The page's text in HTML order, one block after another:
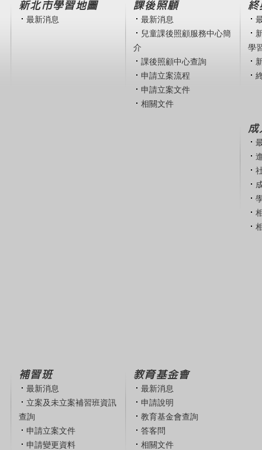
新北市學習地圖
最新消息
課後照顧
最新消息
兒童課後照顧服務中心簡
介
課後照顧中心查詢
申請立案流程
申請立案文件
相關文件
終
學
補習班
最新消息
立案及未立案補習班資訊
查詢
申請立案文件
申請變更資料
教育基金會
最新消息
申請說明
教育基金會查詢
答客問
相關文件